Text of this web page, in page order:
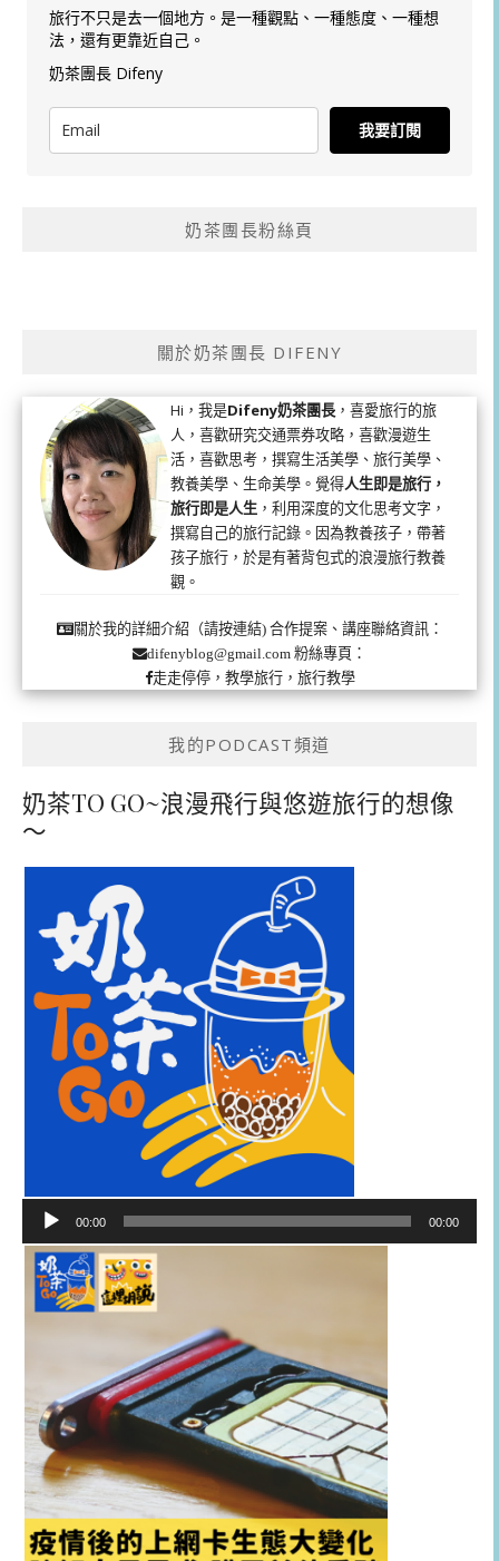
旅行不只是去一個地方。是一種觀點、一種態度、一種想
法，還有更靠近自己。
奶茶團長 Difeny
我要訂閱
奶茶團長粉絲頁
關於奶茶團長 DIFENY
Hi，我是Difeny奶茶團長 ，喜愛旅行的旅
人，喜歡研究交通票券攻略，喜歡漫遊生
活，喜歡思考，撰寫生活美學、旅行美學、
教養美學、生命美學。覺得人生即是旅行，
旅行即是人生 ，利用深度的文化思考文字，
撰寫自己的旅行記錄。因為教養孩子，帶著
孩子旅行，於是有著背包式的浪漫旅行教養
觀。
關於我的詳細介紹（請按連結)合作提案、講座聯絡資訊：
difenyblog@gmail.com 粉絲專頁：
走走停停，教學旅行，旅行教學
我的PODCAST頻道
奶茶TO GO~浪漫飛行與悠遊旅行的想像
～
播
器
00:00 00:00